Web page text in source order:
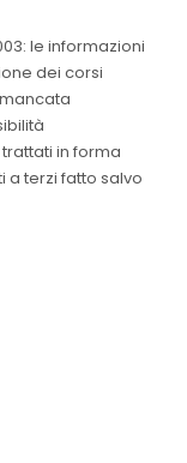
le informazioni
dei corsi
in forma
terzi fatto salvo